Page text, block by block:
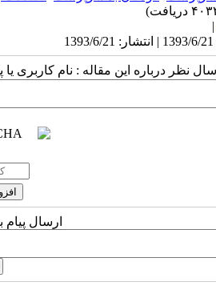
|
نظر درباره این مقاله : نام کاربری
ارسال